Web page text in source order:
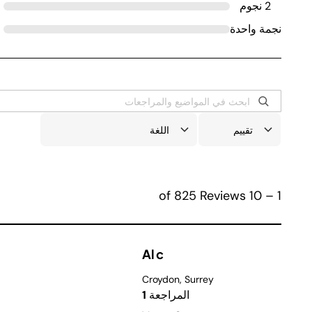
2 نجوم
نجمة واحدة
1 – 10 of 825 Reviews
Al c
Croydon, Surrey
المراجعة 1